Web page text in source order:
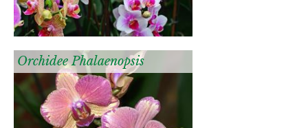
Orchidee Phalaenopsis